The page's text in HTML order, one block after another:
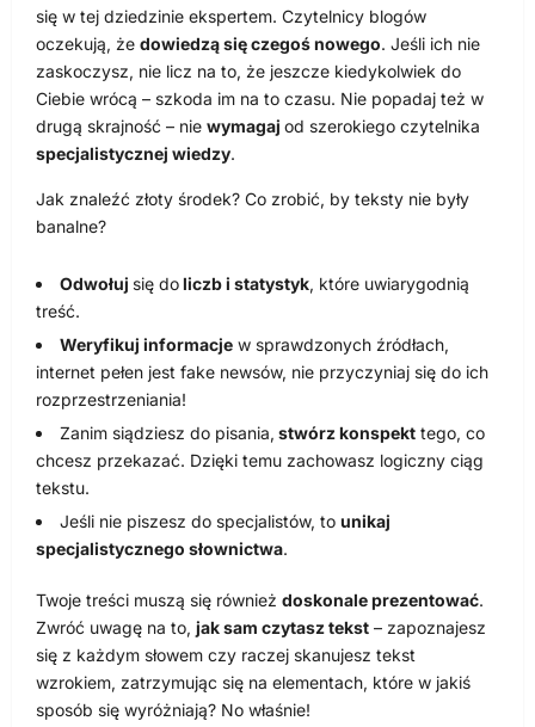
się w tej dziedzinie ekspertem. Czytelnicy blogów
oczekują, że dowiedzą się czegoś nowego. Jeśli ich nie
zaskoczysz, nie licz na to, że jeszcze kiedykolwiek do
Ciebie wrócą – szkoda im na to czasu. Nie popadaj też w
drugą skrajność – nie wymagaj od szerokiego czytelnika
specjalistycznej wiedzy.
Jak znaleźć złoty środek? Co zrobić, by teksty nie były
banalne?
Odwołuj się doliczb i statystyk, które uwiarygodnią
treść.
Weryfikuj informacje w sprawdzonych źródłach,
internet pełen jest fake newsów, nie przyczyniaj się do ich
rozprzestrzeniania!
Zanim siądziesz do pisania, stwórz konspekt tego, co
chcesz przekazać. Dzięki temu zachowasz logiczny ciąg
tekstu.
Jeśli nie piszesz do specjalistów, to unikaj
specjalistycznego słownictwa.
Twoje treści muszą się również doskonale prezentować.
Zwróć uwagę na to, jak sam czytasz tekst – zapoznajesz
się z każdym słowem czy raczej skanujesz tekst
wzrokiem, zatrzymując się na elementach, które w jakiś
sposób się wyróżniają? No właśnie!